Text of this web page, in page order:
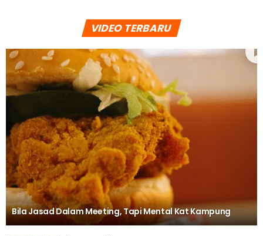
VIDEO TERBARU
Bila Jasad Dalam Meeting, Tapi Mental Kat Kampung